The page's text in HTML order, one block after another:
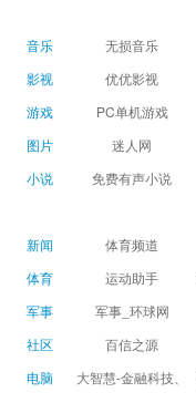
音乐 无损音乐
影视
优优影视
游戏
PC单机游戏
图片
迷人网
小说
免费有声小说
新闻 体育频道
体育
运动助手
军事
军事_环球网
社区
百信之源
电脑
大智慧-金融科技、